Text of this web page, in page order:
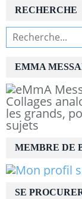
RECHERCHE
EMMA
Collages
les grands,
sujets
MEMBRE DE
SE